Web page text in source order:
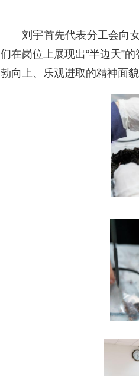
刘宇首先代表分工会向
们在岗位上展现出“半边天”
勃向上、乐观进取的精神面